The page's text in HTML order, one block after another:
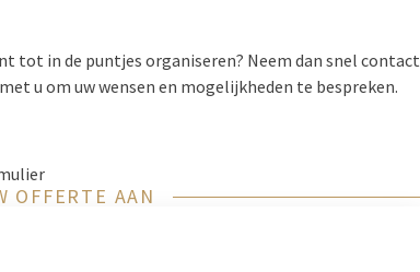
tot in de puntjes organiseren? Neem dan snel contact
u om uw wensen en mogelijkheden te bespreken.
OFFERTE AAN